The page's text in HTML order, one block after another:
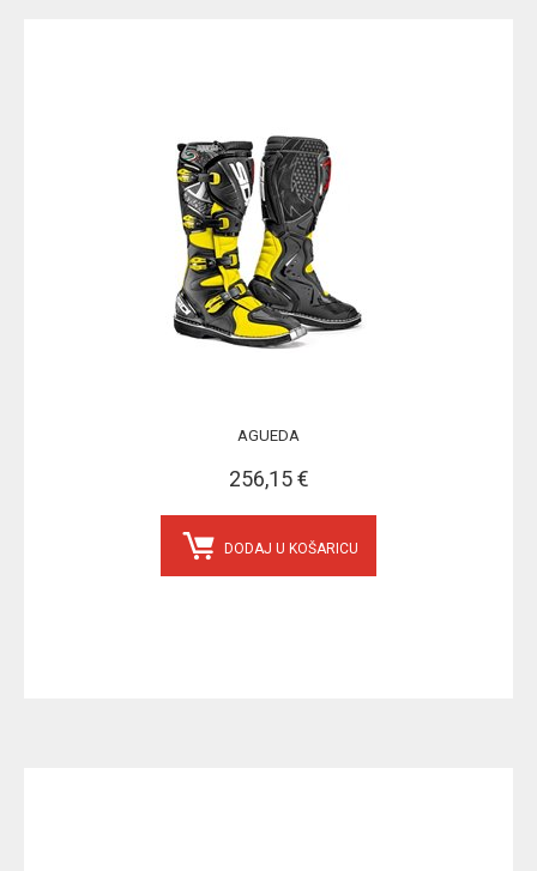
AGUEDA
256,15 €
DODAJ U KOŠARICU